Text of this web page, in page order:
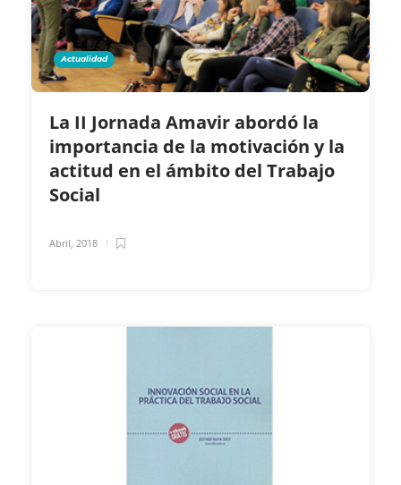
Actualidad
La II Jornada Amavir abordó la
importancia de la motivación y la
actitud en el ámbito del Trabajo
Social
Abril, 2018